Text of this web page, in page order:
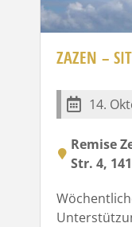
ZAZEN –
14.
Remise
Str. 4,